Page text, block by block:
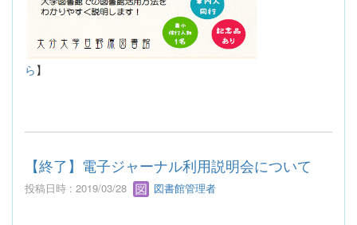
ら 】
【終了】電子ジャーナル利用説明会について
投稿日時 : 2019/03/28 図書館管理者